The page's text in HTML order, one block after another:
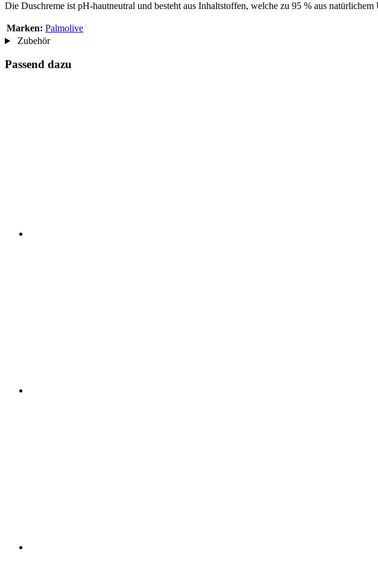
Die Duschreme ist pH-hautneutral und besteht aus Inhaltstoffen, welche zu 95 % aus
Marken: Palmolive
Zubehör
Passend dazu